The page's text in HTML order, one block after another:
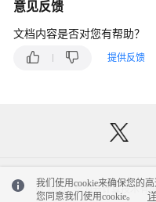
意见反馈
文档内容是否对您有帮助？
提供反馈
我们使用cookie来确保您的
您同意我们使用cookie。
© 2026, 华为云计算技术有